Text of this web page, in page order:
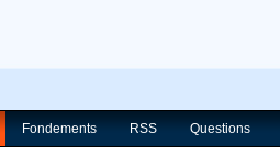
Fondements RSS Questions